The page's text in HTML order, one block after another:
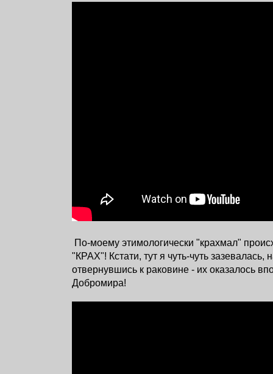
По-моему этимологически "крахмал"
"КРАХ"! Кстати, тут я чуть-чуть зазевалась,
отвернувшись к раковине - их оказалось
Добромира!